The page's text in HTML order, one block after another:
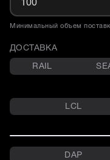
Минимальный объем
ДОСТАВКА
RAIL
LCL
DAP